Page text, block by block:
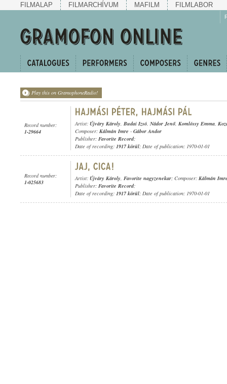
FILMALAP FILMARCHÍVUM MAFILM FILMLABOR
Play this on GramophoneRadio!
Record number:
1-29664
Artist: Újváry Károly, Budai Izsó, Nádor Jenő, Komlóssy Emma,
Composer: Kálmán Imre - Gábor Andor
Publisher: Favorite Record;
Date of recording: 1917 körül; Date of publication: 1970-01-01
Record number:
1-025683
Artist: Újváry Károly, Favorite nagyzenekar; Composer: Kálmán
Publisher: Favorite Record;
Date of recording: 1917 körül; Date of publication: 1970-01-01